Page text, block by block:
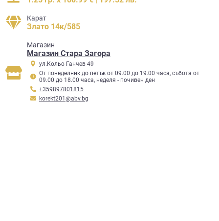
Карат
Злато 14к/585
Mагазин
Магазин Стара Загора
ул.Кольо Ганчев 49
От понеделник до петък от 09.00 до 19.00 часа, събота от
09.00 до 18.00 часа, неделя - почивен ден
+359897801815
korekt201@abv.bg